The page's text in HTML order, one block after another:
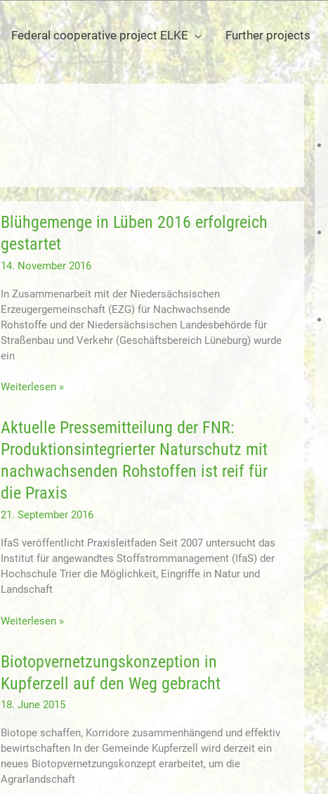
Federal cooperative project ELKE Further projects
Blühgemenge in Lüben 2016 erfolgreich
gestartet
14. November 2016
In Zusammenarbeit mit der Niedersächsischen
Erzeugergemeinschaft (EZG) für Nachwachsende
Rohstoffe und der Niedersächsischen Landesbehörde für
Straßenbau und Verkehr (Geschäftsbereich Lüneburg) wurde
ein
Blühgemenge
2016
erfolgreich
gestartet
Weiterlesen »
Aktuelle Pressemitteilung der FNR:
Produktionsintegrierter Naturschutz mit
nachwachsenden Rohstoffen ist reif für
die Praxis
21. September 2016
IfaS veröffentlicht Praxisleitfaden Seit 2007 untersucht das
Institut für angewandtes Stoffstrommanagement (IfaS) der
Hochschule Trier die Möglichkeit, Eingriffe in Natur und
Landschaft
Aktuelle
FNR:
Produktionsintegrierter
nachwachsenden
Rohstoffen
ist
reif
Weiterlesen »
Biotopvernetzungskonzeption in
Kupferzell auf den Weg gebracht
18. June 2015
Biotope schaffen, Korridore zusammenhängend und effektiv
bewirtschaften In der Gemeinde Kupferzell wird derzeit ein
neues Biotopvernetzungskonzept erarbeitet, um die
Agrarlandschaft